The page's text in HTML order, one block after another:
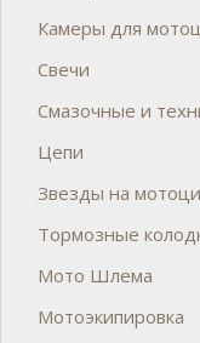
Камеры для
Свечи
Смазочные и
Цепи
Звезды на
Тормозные
Мото Шлема
Мотоэкипировка